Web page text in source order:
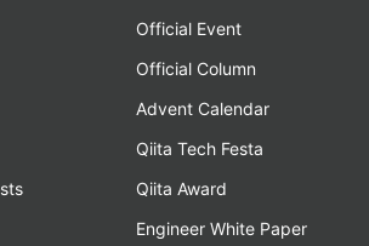
Official Event
Official Column
Advent Calendar
Qiita Tech Festa
Qiita Award
Engineer White Paper